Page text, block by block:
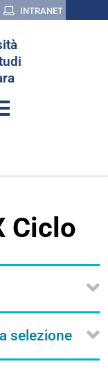
INTRANET
Ciclo
selezione